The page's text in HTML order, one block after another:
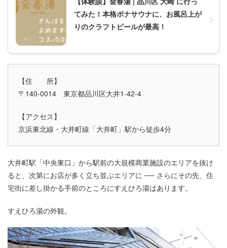
てみた！本格ボナサウナに、お風呂上が
りのクラフトビールが最高！
【住 所】
〒140-0014 東京都品川区大井1-42-4
【アクセス】
京浜東北線・大井町線「大井町」駅から徒歩4分
大井町駅「中央東口」から駅前の大規模商業施設のエリアを抜け
ると、次第にお店が多く立ち並ぶエリアに ── さらにその先、住
宅街に差し掛かる手前のところにすえひろ湯はあります。
すえひろ湯の外観。